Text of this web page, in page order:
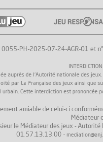
0055-PH-2025-07-24-AGR-01 et
auprès de l'Autorité nationale des
par La Française des jeux ainsi
urbain. Cette interdiction est
amiable de celui-ci
Médiateur
le Médiateur des jeux -
01.57.13.13.00 -